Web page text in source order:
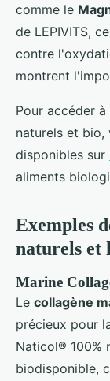
comme le
de LEPIVITS,
contre
montrent
Pour accéder
naturels et
disponibles sur
aliments
Exemples
naturels et
Marine
Le collagène
précieux pour
Naticol® 100%
biodisponible,